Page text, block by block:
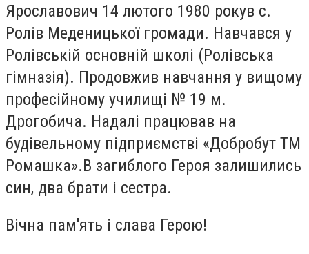
Ярославович 14 лютого 1980 рокув с.
Ролів Меденицької громади. Навчався у
Ролівській основній школі (Ролівська
гімназія). Продовжив навчання у вищому
професійному училищі № 19 м.
Дрогобича. Надалі працював на
будівельному підприємстві «Добробут ТМ
Ромашка».В загиблого Героя залишились
син, два брати і сестра.
Вічна пам'ять і слава Герою!